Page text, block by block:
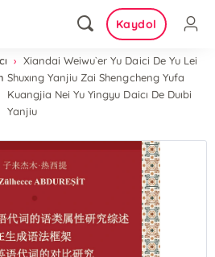
Kaydol
Xiandai Weiwu`er Yu Daici De Yu Lei
Shuxıng Yanjiu Zai Shengcheng Yufa
Kuangjia Nei Yu Yingyu Daicı De Duıbi
Yanjiu